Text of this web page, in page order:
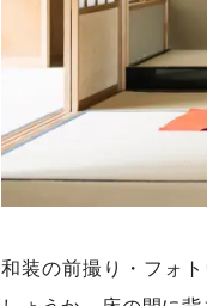
和装の前撮り・フォ